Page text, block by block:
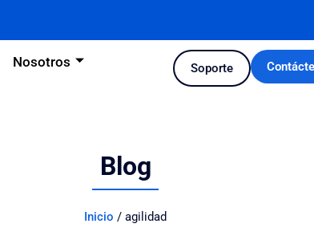
Nosotros Soporte
Blog
Inicio /agilidad